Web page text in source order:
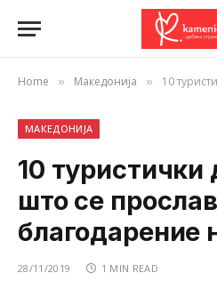
Home » Македонија » 10 туристички
МАКЕДОНИЈА
10 туристички
што се
благодарение
28/11/2019 1 MIN READ